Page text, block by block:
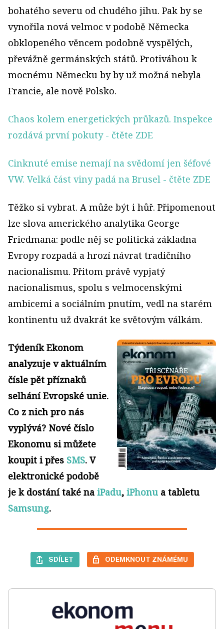
bohatého severu od chudého jihu. Pak by se
vynořila nová velmoc v podobě Německa
obklopeného věncem podobně vyspělých,
převážně germánských států. Protiváhou k
mocnému Německu by by už možná nebyla
Francie, ale nově Polsko.
Chaos kolem energetických průkazů. Inspekce
rozdává první pokuty- čtěte ZDE
Cinknuté emise nemají na svědomí jen šéfové
VW. Velká část viny padá na Brusel - čtěte ZDE
Těžko si vybrat. A může být i hůř. Připomenout
lze slova amerického analytika George
Friedmana: podle něj se politická základna
Evropy rozpadá a hrozí návrat tradičního
nacionalismu. Přitom právě vypjatý
nacionalismus, spolu s velmocenskými
ambicemi a sociálním pnutím, vedl na starém
kontinentu už dvakrát ke světovým válkám.
Týdeník Ekonom
analyzuje v aktuálním
čísle pět příznaků
selhání Evropské unie.
Co z nich pro nás
vyplývá? Nové číslo
Ekonomu si můžete
koupit i přes SMS. V
elektronické podobě
je k dostání také na iPadu, iPhonu a tabletu
Samsung.
SDÍLET ODEMKNOUT ZNÁMÉMU